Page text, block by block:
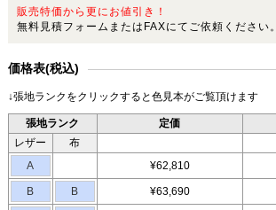
販売特価から更にお値引き！
無料見積フォームまたはFAXにてご依頼ください。
価格表(税込)
↓張地ランクをクリックすると色見本がご覧頂けます
張地ランク 定価
レザー
布
A
¥62,810
B B ¥63,690